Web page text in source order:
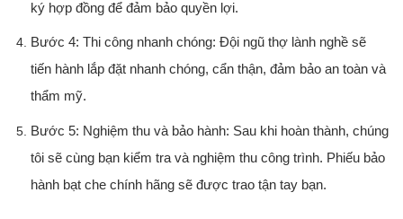
ký hợp đồng để đảm bảo quyền lợi.
Bước 4: Thi công nhanh chóng: Đội ngũ thợ lành nghề sẽ
tiến hành lắp đặt nhanh chóng, cẩn thận, đảm bảo an toàn và
thẩm mỹ.
Bước 5: Nghiệm thu và bảo hành: Sau khi hoàn thành, chúng
tôi sẽ cùng bạn kiểm tra và nghiệm thu công trình. Phiếu bảo
hành bạt chechính hãng sẽ được trao tận tay bạn.